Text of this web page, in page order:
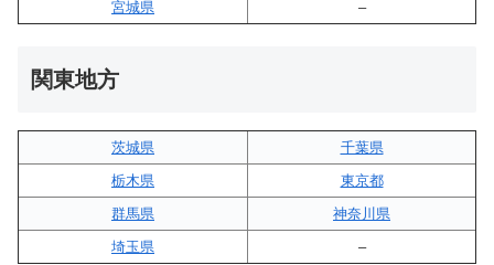
宮城県
–
関東地方
茨城県
千葉県
栃木県
東京都
群馬県
神奈川県
埼玉県
–